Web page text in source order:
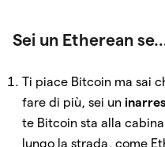
Sei un Etherean
Ti piace Bitcoin ma sai
fare di più, sei un
te Bitcoin sta alla
lungo la strada, come